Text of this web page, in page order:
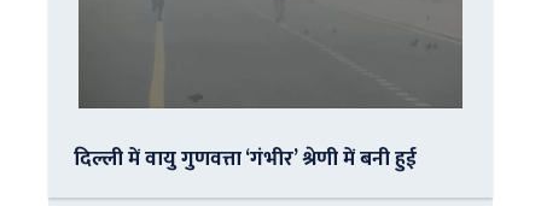
दिल्ली में वायु गुणवत्ता ‘गंभीर’ श्रेणी में बनी हुई